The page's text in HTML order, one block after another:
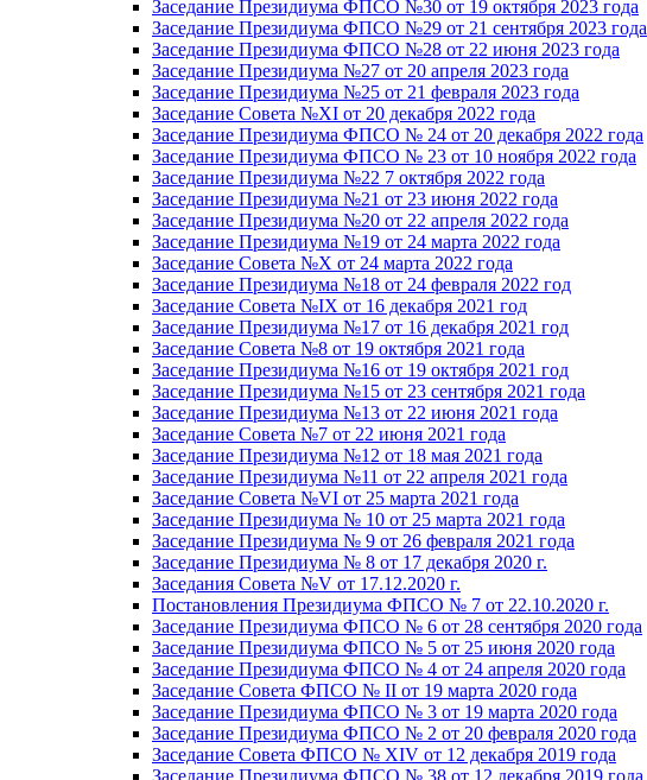
Заседание Президиума ФПСО №30 от 19 октября 2023 года
Заседание Президиума ФПСО №29 от 21 сентября 2023 года
Заседание Президиума ФПСО №28 от 22 июня 2023 года
Заседание Президиума №27 от 20 апреля 2023 года
Заседание Президиума №25 от 21 февраля 2023 года
Заседание Совета №XI от 20 декабря 2022 года
Заседание Президиума ФПСО № 24 от 20 декабря 2022 года
Заседание Президиума ФПСО № 23 от 10 ноября 2022 года
Заседание Президиума №22 7 октября 2022 года
Заседание Президиума №21 от 23 июня 2022 года
Заседание Президиума №20 от 22 апреля 2022 года
Заседание Президиума №19 от 24 марта 2022 года
Заседание Совета №X от 24 марта 2022 года
Заседание Президиума №18 от 24 февраля 2022 год
Заседание Совета №IX от 16 декабря 2021 год
Заседание Президиума №17 от 16 декабря 2021 год
Заседание Совета №8 от 19 октября 2021 года
Заседание Президиума №16 от 19 октября 2021 год
Заседание Президиума №15 от 23 сентября 2021 года
Заседание Президиума №13 от 22 июня 2021 года
Заседание Совета №7 от 22 июня 2021 года
Заседание Президиума №12 от 18 мая 2021 года
Заседание Президиума №11 от 22 апреля 2021 года
Заседание Совета №VI от 25 марта 2021 года
Заседание Президиума № 10 от 25 марта 2021 года
Заседание Президиума № 9 от 26 февраля 2021 года
Заседание Президиума № 8 от 17 декабря 2020 г.
Заседания Совета №V от 17.12.2020 г.
Постановления Президиума ФПСО № 7 от 22.10.2020 г.
Заседание Президиума ФПСО № 6 от 28 сентября 2020 года
Заседание Президиума ФПСО № 5 от 25 июня 2020 года
Заседание Президиума ФПСО № 4 от 24 апреля 2020 года
Заседание Совета ФПСО № II от 19 марта 2020 года
Заседание Президиума ФПСО № 3 от 19 марта 2020 года
Заседание Президиума ФПСО № 2 от 20 февраля 2020 года
Заседание Совета ФПСО № XIV от 12 декабря 2019 года
Заседание Президиума ФПСО № 38 от 12 декабря 2019 года